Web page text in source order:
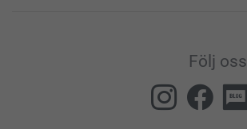
Följ oss